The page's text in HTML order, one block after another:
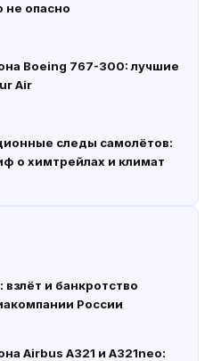
не опасно
Boeing 767-300: лучшие
Air
следы самолётов:
о химтрейлах и климат
взлёт и банкротство
России
Airbus A321 и A321neo: